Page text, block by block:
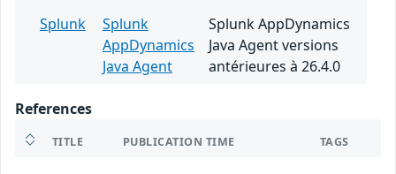
Splunk
Splunk
AppDynamics
Java Agent
Splunk AppDynamics
Java Agent versions
antérieures à 26.4.0
References
TITLE PUBLICATION TIME TAGS